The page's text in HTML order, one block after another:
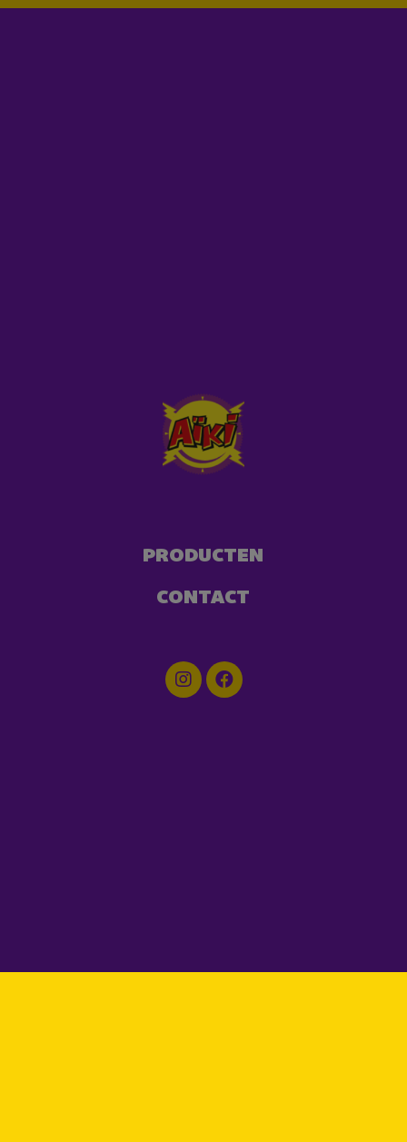
PRODUCTEN
CONTACT